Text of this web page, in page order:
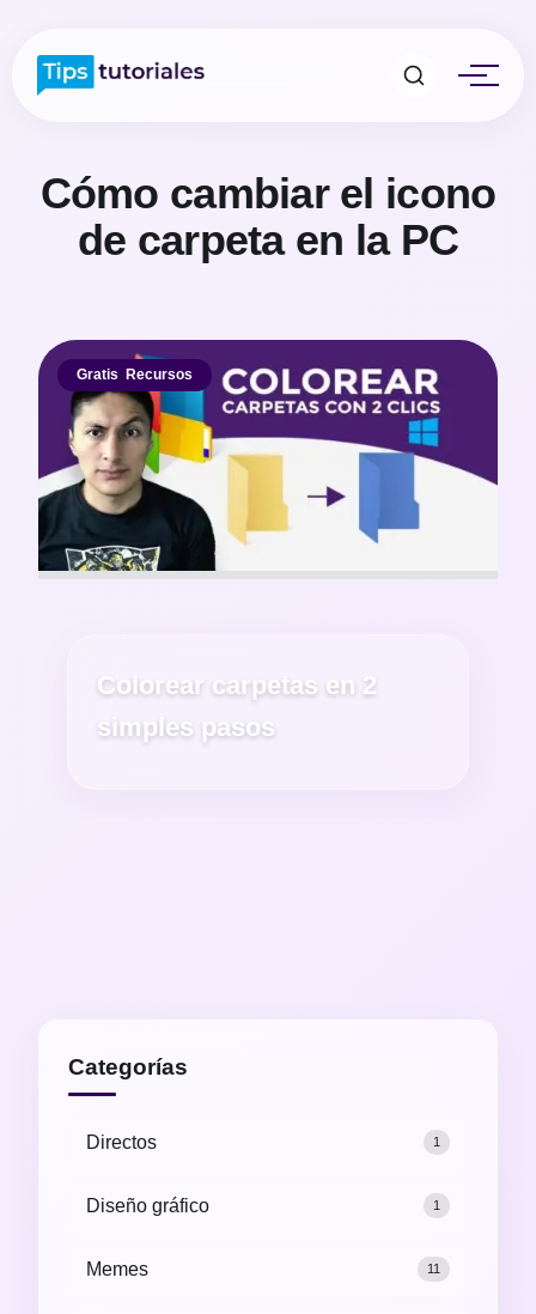
Cómo cambiar el icono
de carpeta en la PC
Gratis, Recursos
Colorear carpetas en 2
simples pasos
Categorías
Directos 1
Diseño gráfico 1
Memes 11